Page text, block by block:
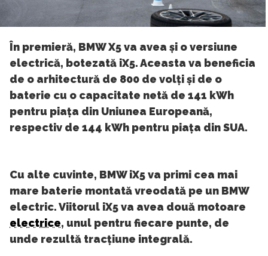
În premieră, BMW X5 va avea și o versiune
electrică, botezată iX5. Aceasta va beneficia
de o arhitectură de 800 de volți și de o
baterie cu o capacitate netă de 141 kWh
pentru piața din Uniunea Europeană,
respectiv de 144 kWh pentru piața din SUA.
Cu alte cuvinte, BMW iX5 va primi cea mai
mare baterie montată vreodată pe un BMW
electric. Viitorul iX5 va avea două motoare
electrice, unul pentru fiecare punte, de
unde rezultă tracțiune integrală.